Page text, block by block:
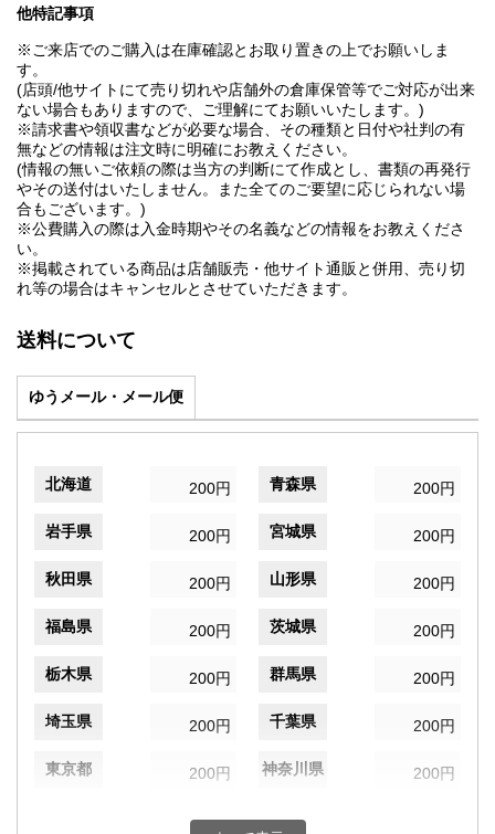
他特記事項
※ご来店でのご購入は在庫確認とお取り置きの上でお願いしま
す。
(店頭/他サイトにて売り切れや店舗外の倉庫保管等でご対応が出来
ない場合もありますので、ご理解にてお願いいたします。)
※請求書や領収書などが必要な場合、その種類と日付や社判の有
無などの情報は注文時に明確にお教えください。
(情報の無いご依頼の際は当方の判断にて作成とし、書類の再発行
やその送付はいたしません。また全てのご要望に応じられない場
合もございます。)
※公費購入の際は入金時期やその名義などの情報をお教えくださ
い。
※掲載されている商品は店舗販売・他サイト通販と併用、売り切
れ等の場合はキャンセルとさせていただきます。
送料について
ゆうメール・メール便
北海道 200円 青森県 200円
岩手県 200円 宮城県 200円
秋田県 200円 山形県 200円
福島県 200円 茨城県 200円
栃木県 200円 群馬県 200円
埼玉県 200円 千葉県 200円
東京都 200円 神奈川県 200円
200円 富山県